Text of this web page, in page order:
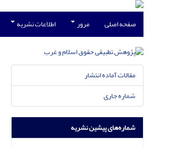
صفحه اصلی مرور اطلاعات نشریه
مقالات آماده انتشار
شماره جاری
شماره‌های پیشین نشریه